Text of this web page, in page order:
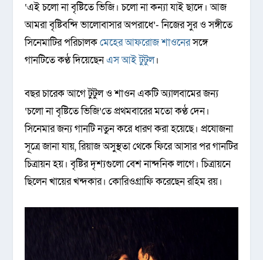
‌‘এই চলো না বৃষ্টিতে ভিজি। চলো না কন্যা যাই ছাদে। আজ
আমরা বৃষ্টিবন্দি ভালোবাসার অপরাধে’- নিজের সুর ও সঙ্গীতে
সিনেমাটির পরিচালকমেহের আফরোজ শাওনেরসঙ্গে
গানটিতে কণ্ঠ দিয়েছেনএস আই টুটুল।
বছর চারেক আগে টুটুল ও শাওন একটি অ্যালবামের জন্য
‘চলো না বৃষ্টিতে ভিজি’তে প্রথমবারের মতো কণ্ঠ দেন।
সিনেমার জন্য গানটি নতুন করে ধারণ করা হয়েছে। প্রযোজনা
সূত্রে জানা যায়, রিয়াজ অসুস্থতা থেকে ফিরে আসার পর গানটির
চিত্রায়ন হয়। বৃষ্টির দৃশ্যগুলো বেশ নান্দনিক লাগে। চিত্রায়নে
ছিলেন খায়ের খন্দকার। কোরিওগ্রাফি করেছেন রহিম রয়।